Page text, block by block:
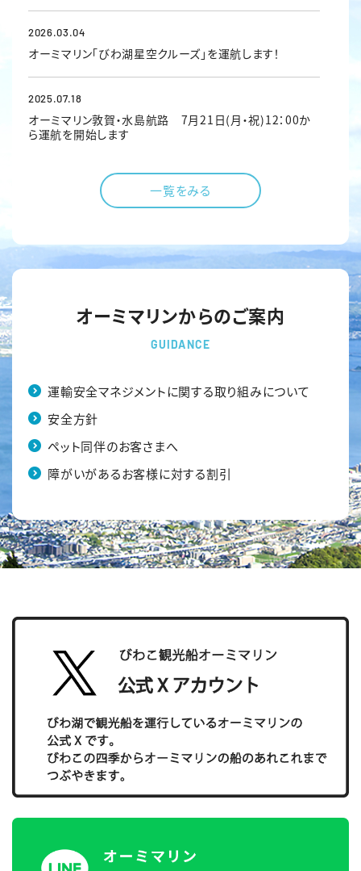
2026.03.04
オーミマリン「びわ湖星空クルーズ」を運航します！
2025.07.18
オーミマリン敦賀・水島航路 7月21日(月・祝)12：00か
ら運航を開始します
オーミマリン「びわ湖ビアクルーズ」を運航します！
2024.05.28
オーミマリン「彦根市民限定 特別乗船」を実施します！
2024.02.26
「彦根城を眺めるミニクルーズ」運航開始!
2023.07.05
2023年『水島』運航開始！
一覧をみる
オーミマリンからのご案内
GUIDANCE
運輸安全マネジメントに関する取り組みについて
安全方針
ペット同伴のお客さまへ
障がいがあるお客様に対する割引